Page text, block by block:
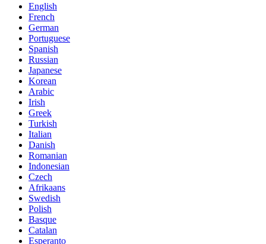
English
French
German
Portuguese
Spanish
Russian
Japanese
Korean
Arabic
Irish
Greek
Turkish
Italian
Danish
Romanian
Indonesian
Czech
Afrikaans
Swedish
Polish
Basque
Catalan
Esperanto